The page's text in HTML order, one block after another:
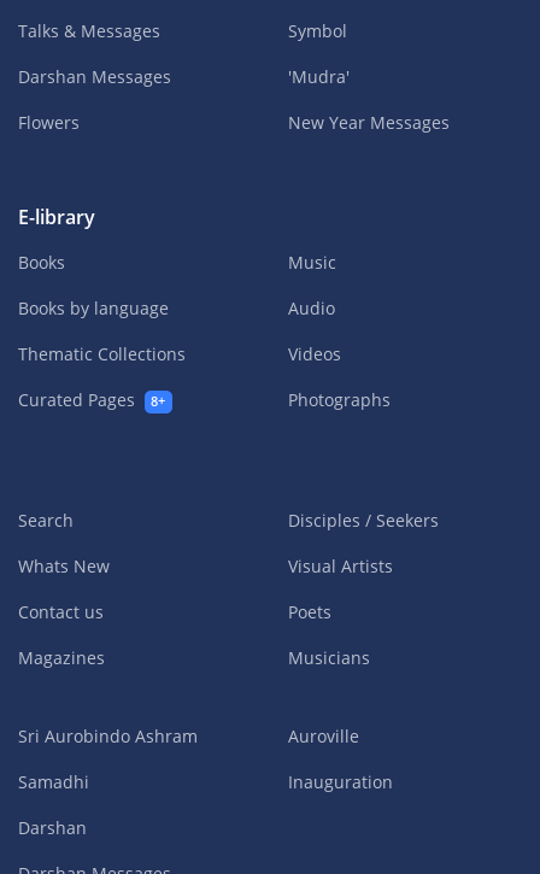
Talks & Messages
Darshan Messages
Flowers
Symbol
'Mudra'
New Year Messages
E-library
Books
Books by language
Thematic Collections
Curated Pages
8+
Music
Audio
Videos
Photographs
Search
Whats New
Contact us
Magazines
Disciples / Seekers
Visual Artists
Poets
Musicians
Sri Aurobindo Ashram
Samadhi
Darshan
Auroville
Inauguration